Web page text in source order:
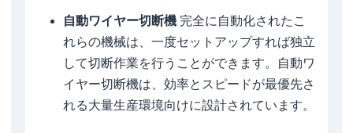
自動ワイヤー切断機完全に自動化されたこ
れらの機械は、一度セットアップすれば独立
して切断作業を行うことができます。自動ワ
イヤー切断機は、効率とスピードが最優先さ
れる大量生産環境向けに設計されています。